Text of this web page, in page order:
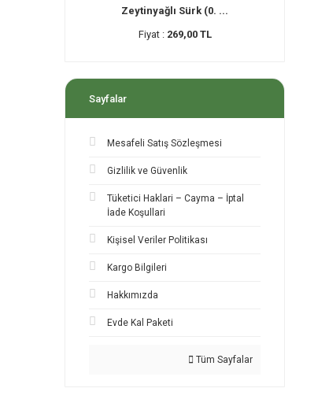
Zeytinyağlı Sürk (0. ...
Fiyat : 269,00 TL
Sayfalar
Mesafeli Satış Sözleşmesi
Gizlilik ve Güvenlik
Tüketici Haklari – Cayma – İptal
İade Koşullari
Kişisel Veriler Politikası
Kargo Bilgileri
Hakkımızda
Evde Kal Paketi
Tüm Sayfalar